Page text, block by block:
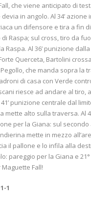
che viene anticipato di
in angolo. Al 34’ azione
un difensore e tira a fin
Raspa; sul cross, tiro da
Raspa. Al 36’ punizione
Querceta, Bartolini
che manda sopra la
di casa con Verde
riesce ad andare al tiro,
punizione centrale dal
mette alto sulla traversa. Al
per la Giana: sul secondo
mette in mezzo
il pallone e lo infila alla
pareggio per la Giana e
Fall!
1